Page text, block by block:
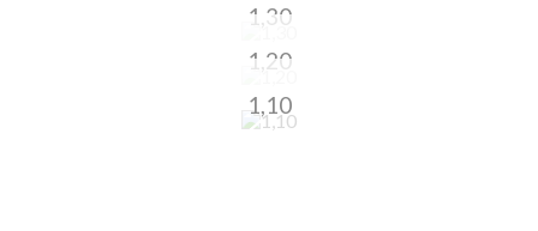
1,30
1,20
1,10